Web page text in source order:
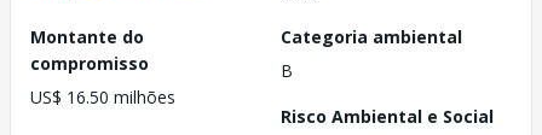
Montante do
compromisso
US$ 16.50 milhões
Categoria ambiental
B
Risco Ambiental e Social